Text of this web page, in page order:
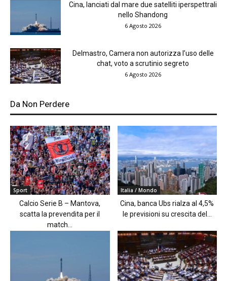
Cina, lanciati dal mare due satelliti iperspettrali
nello Shandong
6 Agosto 2026
Delmastro, Camera non autorizza l’uso delle
chat, voto a scrutinio segreto
6 Agosto 2026
Da Non Perdere
Sport
Calcio Serie B – Mantova,
scatta la prevendita per il
match...
Italia / Mondo
Cina, banca Ubs rialza al 4,5%
le previsioni su crescita del...